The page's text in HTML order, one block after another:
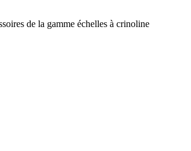
de la gamme échelles à crinoline